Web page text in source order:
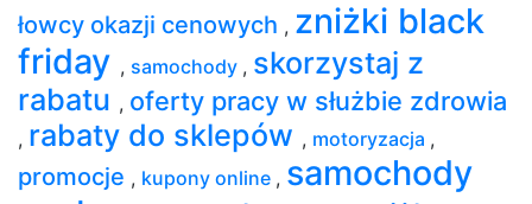
łowcy okazji cenowych , zniżki black
friday , samochody , skorzystaj z
rabatu , oferty pracy w służbie zdrowia
, rabaty do sklepów , motoryzacja ,
promocje , kupony online , samochody